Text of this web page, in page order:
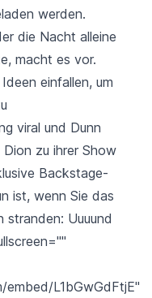
werden.
die Nacht alleine
macht es vor.
einfallen, um
viral und Dunn
zu ihrer Show
Backstage-
ist, wenn Sie das
stranden: Uuuund
L1bGwGdFtjE"